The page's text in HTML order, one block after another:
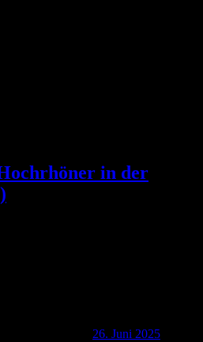
in der
26. Juni 2025